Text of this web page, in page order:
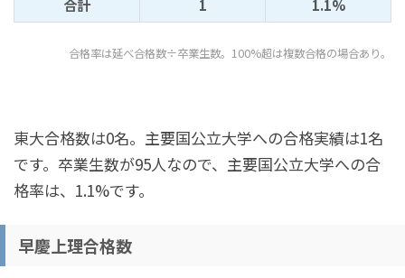
合計
1 1.1%
合格率は延べ合格数÷卒業生数。100%超は複数合格の場合あり。
東大合格数は0名。主要国公立大学への合格実績は1名
です。卒業生数が95人なので、主要国公立大学への合
格率は、1.1%です。
早慶上理合格数